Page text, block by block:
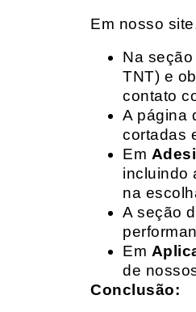
Em nosso
Na seção
TNT) e
contato
A página
cortadas
Em
incluindo
na
A seção
Em
de
Conclusão: